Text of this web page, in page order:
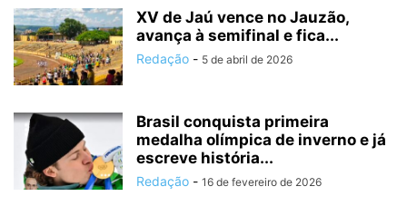
XV de Jaú vence no Jauzão,
avança à semifinal e fica...
Redação - 5 de abril de 2026
Brasil conquista primeira
medalha olímpica de inverno e já
escreve história...
Redação - 16 de fevereiro de 2026